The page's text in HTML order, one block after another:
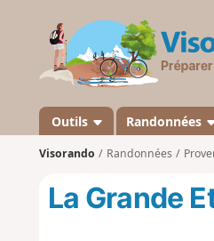
Outils Randonnées
Visorando Randonnées
La Grande